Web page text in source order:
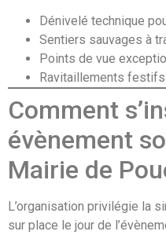
Dénivelé technique
Sentiers sauvages à
Points de vue
Ravitaillements
Comment
évènement
Mairie de
L’organisation privilégie la
sur place le jour de